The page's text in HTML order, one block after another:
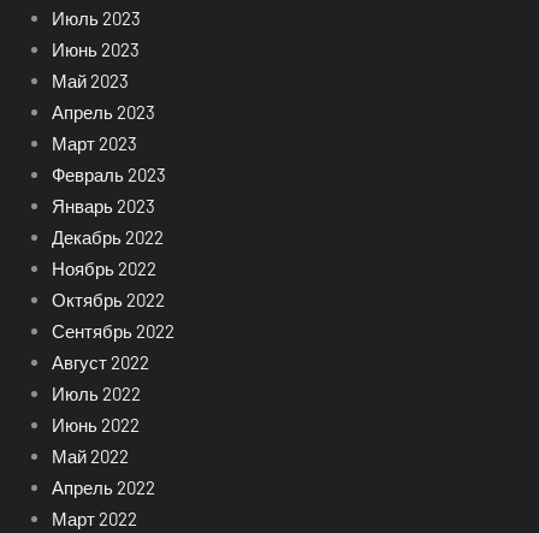
Июль 2023
Июнь 2023
Май 2023
Апрель 2023
Март 2023
Февраль 2023
Январь 2023
Декабрь 2022
Ноябрь 2022
Октябрь 2022
Сентябрь 2022
Август 2022
Июль 2022
Июнь 2022
Май 2022
Апрель 2022
Март 2022